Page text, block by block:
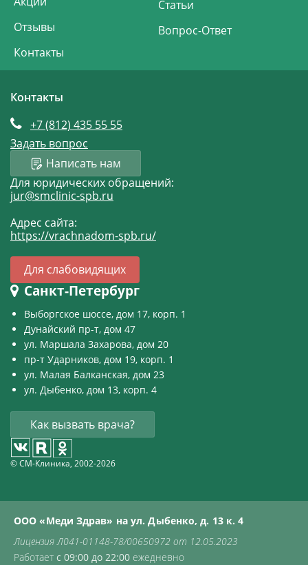
подходе, и главное человеческой
поддержке доктора Овчинникова,
которую трудно переоценить. Мне
хочется, чтобы руководство СМ Клиники
знало о высочайшей профессиональной
искреннем участии в жизни пациентов и
невропатолог вашей Клиники, Михаил
Александрович Овчинников. Спасибо ему
и вам, от всего сердца.
Отзывы
Контакты
Статьи
Вопрос-Ответ
Контакты
+7 (812) 435 55 55
Задать вопрос
Написать нам
Для юридических обращений:
jur@smclinic-spb.ru
Адрес сайта:
https://vrachnadom-spb.ru/
Для слабовидящих
Санкт-Петербург
Выборгское шоссе, дом 17, корп. 1
Дунайский пр-т, дом 47
ул. Маршала Захарова, дом 20
пр-т Ударников, дом 19, корп. 1
ул. Малая Балканская, дом 23
ул. Дыбенко, дом 13, корп. 4
Как вызвать врача?
© СМ-Клиника, 2002-2026
ООО «Меди Здрав» на ул. Дыбенко, д. 13 к. 4
Лицензия Л041-01148-78/00650972 от 12.05.2023
Работает с 09:00 до 22:00 ежедневно